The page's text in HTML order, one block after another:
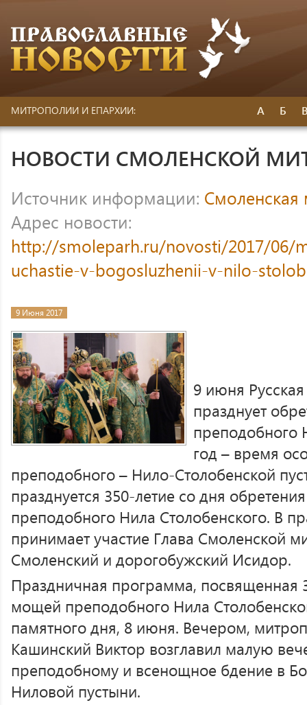
МИТРОПОЛИИ И ЕПАРХИИ: А Б
НОВОСТИ СМОЛЕНСКОЙ
Источник информации:
Адрес новости:
http://smoleparh.ru/novosti/2017/
uchastie-v-bogosluzhenii-v-nilo-
9 Июня 2017
9 июня
празднует
преподобного
год – время
преподобного – Нило-Столобенской
празднуется 350-летие со дня
преподобного Нила Столобенского. В
принимает участие Глава Смоленской
Смоленский и дорогобужский Исидор.
Праздничная программа, посвященная
мощей преподобного Нила
памятного дня, 8 июня. Вечером,
Кашинский Виктор возглавил малую
преподобному и всенощное бдение в
Ниловой пустыни.